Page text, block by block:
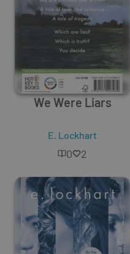
We Were Liars
E. Lockhart
0 2